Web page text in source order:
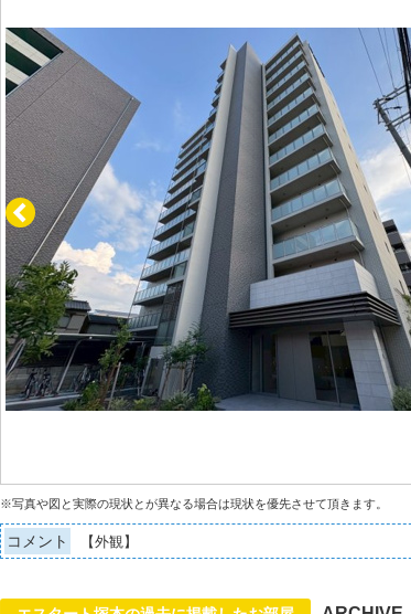
※写真や図と実際の現状とが異なる場合は現状を優先させて頂きます。
コメント 【外観】